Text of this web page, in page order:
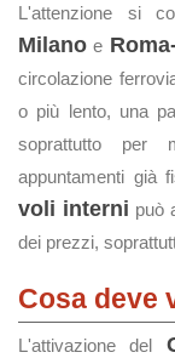
L'attenzione si
Milano e
circolazione
o più lento, una
soprattutto per
appuntamenti già
voli interni può
dei prezzi,
Cosa deve
L'attivazione del